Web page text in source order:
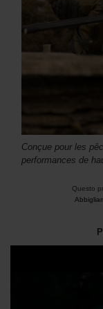
Conçue pour les
performances de
Questo